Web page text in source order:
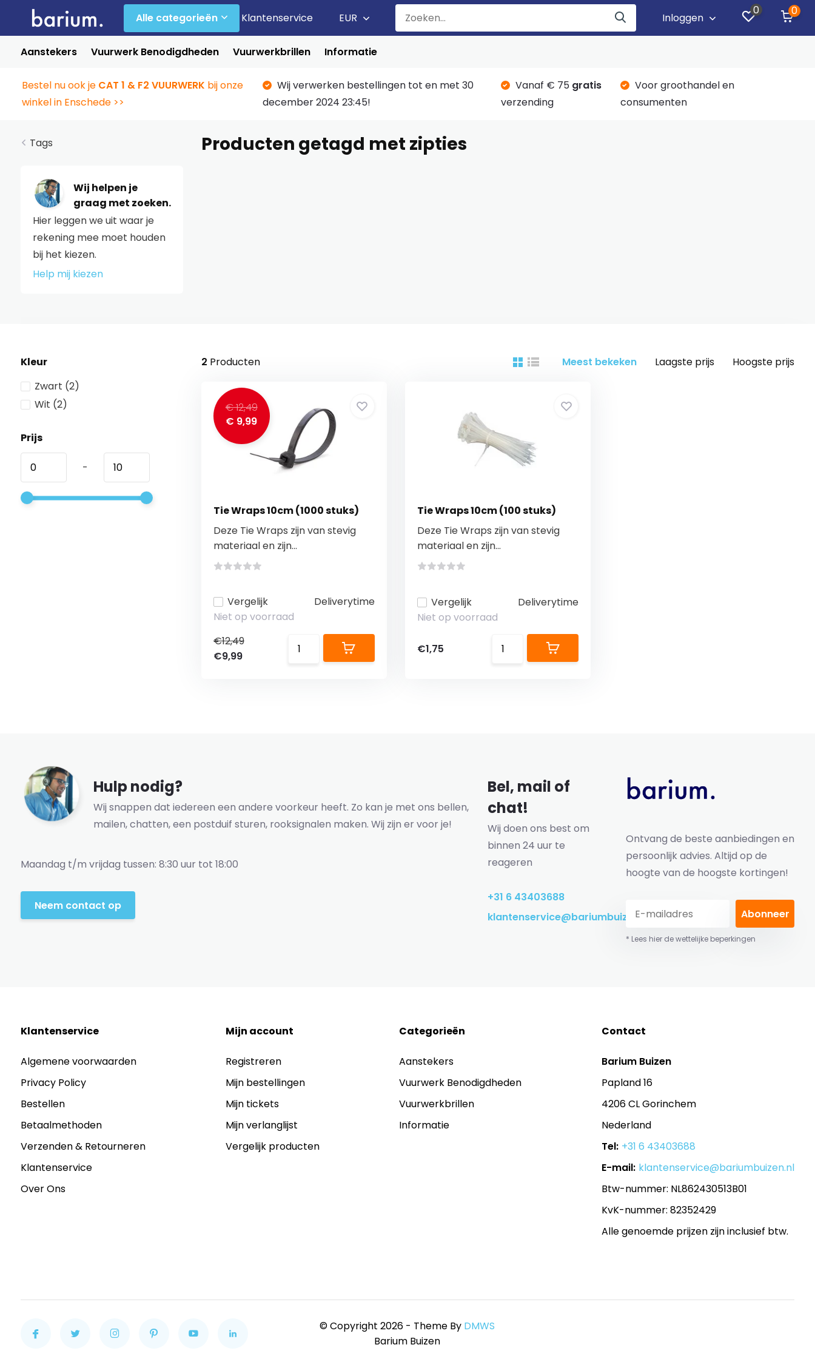
Alle categorieën Klantenservice EUR Inloggen
0 0
Aanstekers Vuurwerk Benodigdheden Vuurwerkbrillen Informatie
Bestel nu ook je CAT 1 & F2 VUURWERK bij onze
winkel in Enschede >>
Wij verwerken bestellingen tot en met 30
december 2024 23:45!
Vanaf € 75 gratis
verzending
Voor groothandel en
consumenten
Tags
Wij helpen je
graag met zoeken.
Hier leggen we uit waar je
rekening mee moet houden
bij het kiezen.
Help mij kiezen
Producten getagd met zipties
Kleur
Zwart (2)
Wit (2)
Prijs
-
2 Producten Meest bekeken Laagste prijs Hoogste prijs
€ 12,49
€ 9,99
Tie Wraps 10cm (1000 stuks)
Deze Tie Wraps zijn van stevig
materiaal en zijn...
Vergelijk
Deliverytime
Niet op voorraad
€12,49
€9,99
Tie Wraps 10cm (100 stuks)
Deze Tie Wraps zijn van stevig
materiaal en zijn...
Vergelijk
Deliverytime
Niet op voorraad
€1,75
Hulp nodig?
Wij snappen dat iedereen een andere voorkeur heeft. Zo kan je met ons bellen,
mailen, chatten, een postduif sturen, rooksignalen maken. Wij zijn er voor je!
Maandag t/m vrijdag tussen: 8:30 uur tot 18:00
Neem contact op
Bel, mail of
chat!
Wij doen ons best om
binnen 24 uur te
reageren
+31 6 43403688
klantenservice@bariumbuizen.nl
Ontvang de beste aanbiedingen en
persoonlijk advies. Altijd op de
hoogte van de hoogste kortingen!
Abonneer
* Lees hier de wettelijke beperkingen
Klantenservice
Algemene voorwaarden
Privacy Policy
Bestellen
Betaalmethoden
Verzenden & Retourneren
Klantenservice
Over Ons
Mijn account
Registreren
Mijn bestellingen
Mijn tickets
Mijn verlanglijst
Vergelijk producten
Categorieën
Aanstekers
Vuurwerk Benodigdheden
Vuurwerkbrillen
Informatie
Contact
Barium Buizen
Papland 16
4206 CL Gorinchem
Nederland
Tel: +31 6 43403688
E-mail: klantenservice@bariumbuizen.nl
Btw-nummer: NL862430513B01
KvK-nummer: 82352429
Alle genoemde prijzen zijn inclusief btw.
© Copyright 2026 - Theme By DMWS
Barium Buizen